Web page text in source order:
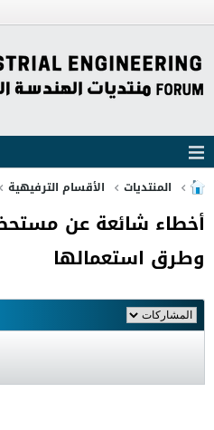
المنتديات الأقسام الترفيهية
أخطاء شائعة عن
وطرق استعمالها